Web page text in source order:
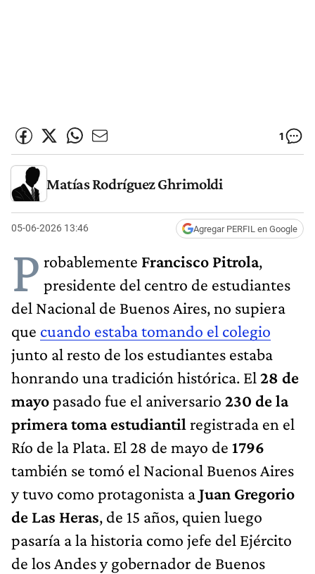
1
Matías Rodríguez Ghrimoldi
05-06-2026 13:46 Agregar PERFIL en Google
P robablemente Francisco Pitrola,
presidente del centro de estudiantes
del Nacional de Buenos Aires, no supiera
que cuando estaba tomando el colegio
junto al resto de los estudiantes estaba
honrando una tradición histórica. El 28 de
mayopasado fue el aniversario 230 de la
primera toma estudiantil registrada en el
Río de la Plata. El 28 de mayo de 1796
también se tomó el Nacional Buenos Aires
y tuvo como protagonista aJuan Gregorio
de Las Heras, de 15 años, quien luego
pasaría a la historia como jefe del Ejército
de los Andes y gobernador de Buenos